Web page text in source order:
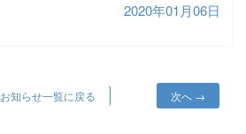
2020年01月06日
お知らせ一覧に戻る 次へ →